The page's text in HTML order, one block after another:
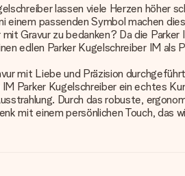
lassen viele Herzen höher
einem passenden Symbol machen
Gravur zu bedanken? Da die
edlen Parker Kugelschreiber IM
mit Liebe und Präzision
Parker Kugelschreiber ein echtes
Durch das robuste,
mit einem persönlichen Touch, das